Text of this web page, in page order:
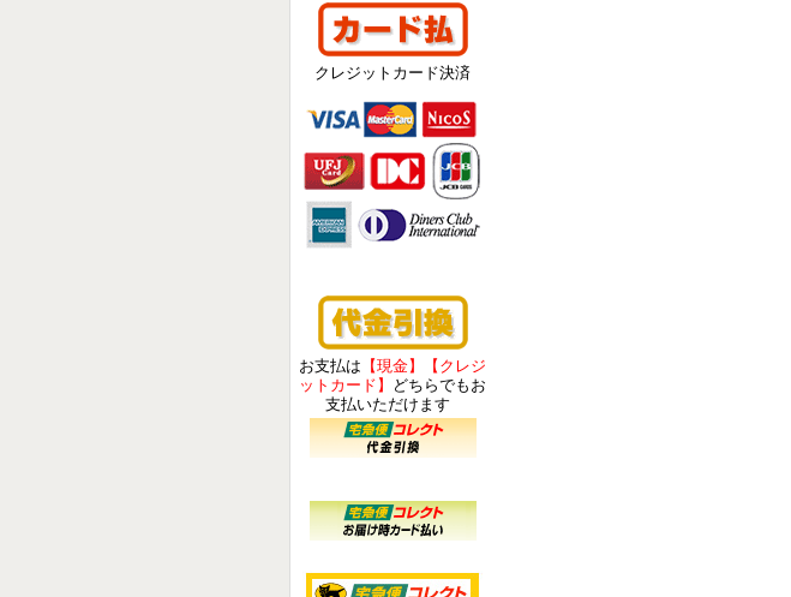
クレジットカード決済
お支払は 【現金】【クレジ
ットカード】
どちらでもお
支払いただけます